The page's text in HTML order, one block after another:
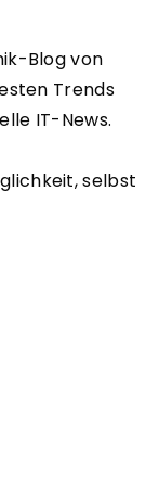
Blog von
Trends
IT-News.
selbst